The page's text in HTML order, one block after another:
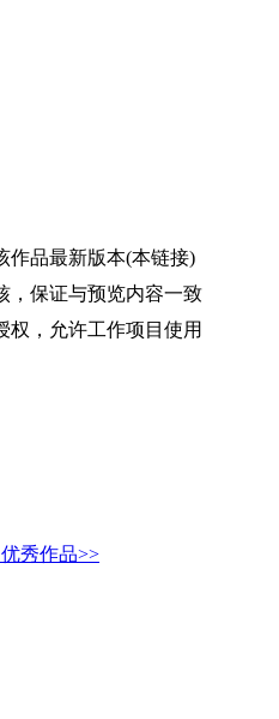
作品最新版本(本链接)
，保证与预览内容一致
权，允许工作项目使用
秀作品>>